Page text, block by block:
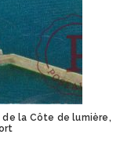
de la Côte de lumière,